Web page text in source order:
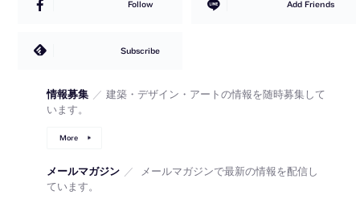
Follow Add Friends
Subscribe
情報募集 ／ 建築・デザイン・アートの情報を随時募集して
います。
More
メールマガジン ／
メールマガジンで最新の情報を配信し
ています。